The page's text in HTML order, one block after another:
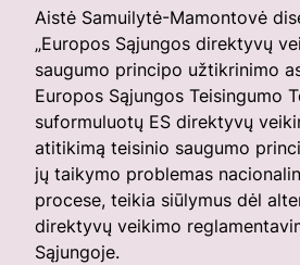
Aistė Samuilytė-Mamontovė
„Europos Sąjungos direktyvų
saugumo principo užtikrinimo
Europos Sąjungos Teisingumo
suformuluotų ES direktyvų
atitikimą teisinio saugumo
jų taikymo problemas
procese, teikia siūlymus dėl
direktyvų veikimo
Sąjungoje.